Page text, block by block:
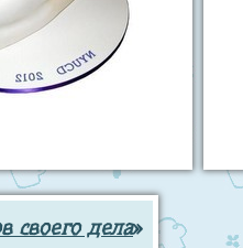
своего дела»